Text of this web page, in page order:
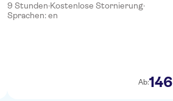
9 Stunden·Kostenlose Stornierung·
Sprachen: en
Ab:146